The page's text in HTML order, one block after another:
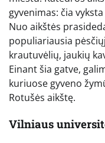
gyvenimas: čia
Nuo aikštės
populiariausia
krautuvėlių, jaukių
Einant šia gatve,
kuriuose gyveno
Rotušės aikštę.
Vilniaus